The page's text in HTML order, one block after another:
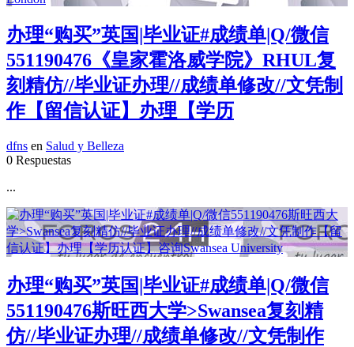
办理“购买”英国|毕业证#成绩单|Q/微信
551190476《皇家霍洛威学院》RHUL复
刻精仿//毕业证办理//成绩单修改//文凭制
作【留信认证】办理【学历
dfns en Salud y Belleza
0 Respuestas
...
办理“购买”英国|毕业证#成绩单|Q/微信
551190476斯旺西大学>Swansea复刻精
仿//毕业证办理//成绩单修改//文凭制作